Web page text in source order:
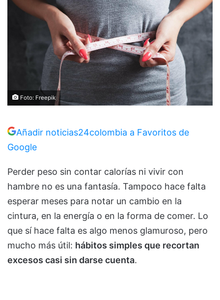
Foto: Freepik
Añadir noticias24colombia a Favoritos de
Google
Perder peso sin contar calorías ni vivir con
hambre no es una fantasía. Tampoco hace falta
esperar meses para notar un cambio en la
cintura, en la energía o en la forma de comer. Lo
que sí hace falta es algo menos glamuroso, pero
mucho más útil: hábitos simples que recortan
excesos casi sin darse cuenta.